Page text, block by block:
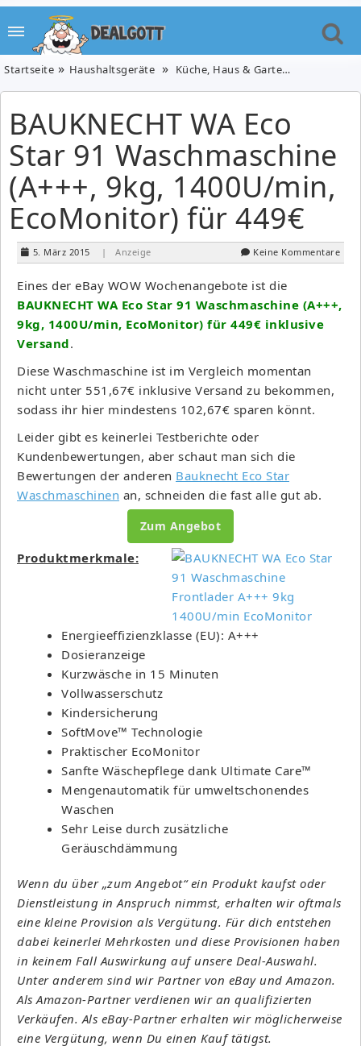
Startseite Haushaltsgeräte Küche, Haus & Garten
BAUKNECHT WA Eco
Star 91 Waschmaschine
(A+++, 9kg, 1400U/min,
EcoMonitor) für 449€
5. März 2015 | Anzeige Keine Kommentare
Eines der eBay WOW Wochenangebote ist die
BAUKNECHT WA Eco Star 91 Waschmaschine (A+++,
9kg, 1400U/min, EcoMonitor) für 449€ inklusive
Versand.
Diese Waschmaschine ist im Vergleich momentan
nicht unter 551,67€ inklusive Versand zu bekommen,
sodass ihr hier mindestens 102,67€ sparen könnt.
Leider gibt es keinerlei Testberichte oder
Kundenbewertungen, aber schaut man sich die
Bewertungen der anderen Bauknecht Eco Star
Waschmaschinen an, schneiden die fast alle gut ab.
Zum Angebot
Produktmerkmale:
Energieeffizienzklasse (EU): A+++
Dosieranzeige
Kurzwäsche in 15 Minuten
Vollwasserschutz
Kindersicherung
SoftMove™ Technologie
Praktischer EcoMonitor
Sanfte Wäschepflege dank Ultimate Care™
Mengenautomatik für umweltschonendes
Waschen
Sehr Leise durch zusätzliche
Geräuschdämmung
Wenn du über „zum Angebot“ ein Produkt kaufst oder
Dienstleistung in Anspruch nimmst, erhalten wir oftmals
eine kleine Provision als Vergütung. Für dich entstehen
dabei keinerlei Mehrkosten und diese Provisionen haben
in keinem Fall Auswirkung auf unsere Deal-Auswahl.
Unter anderem sind wir Partner von eBay und Amazon.
Als Amazon-Partner verdienen wir an qualifizierten
Verkäufen. Als eBay-Partner erhalten wir möglicherweise
eine Vergütung, wenn Du einen Kauf tätigst.